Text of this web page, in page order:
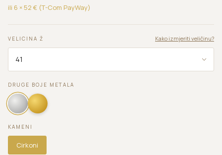
ili 6 × 52 € (T-Com PayWay)
VELICINA Ž Kako izmjeriti veličinu?
DRUGE BOJE METALA
KAMENI
Cirkoni